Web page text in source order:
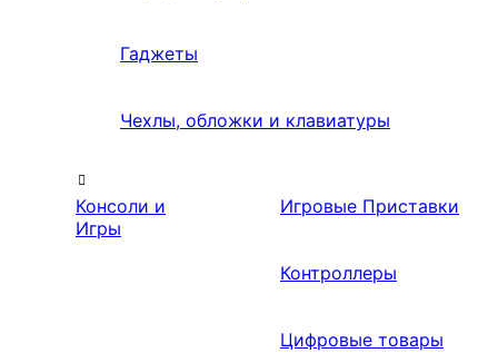
Гаджеты
Чехлы, обложки и клавиатуры
Консоли и
Игры
Игровые Приставки
Контроллеры
Цифровые товары